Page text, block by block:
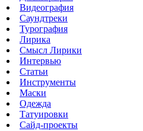
Видеография
Саундтреки
Турография
Лирика
Смысл Лирики
Интервью
Статьи
Инструменты
Маски
Одежда
Татуировки
Сайд-проекты